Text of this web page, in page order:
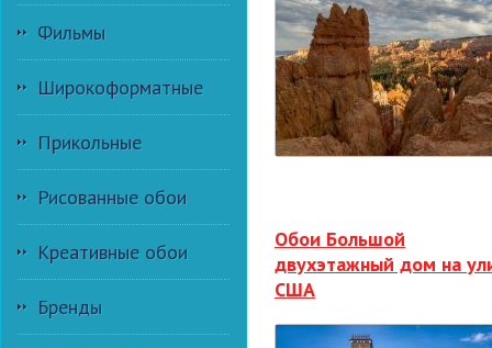
Фильмы
Широкоформатные
Прикольные
Рисованные обои
Креативные обои
Бренды
Обои Большой
двухэтажный дом на
США